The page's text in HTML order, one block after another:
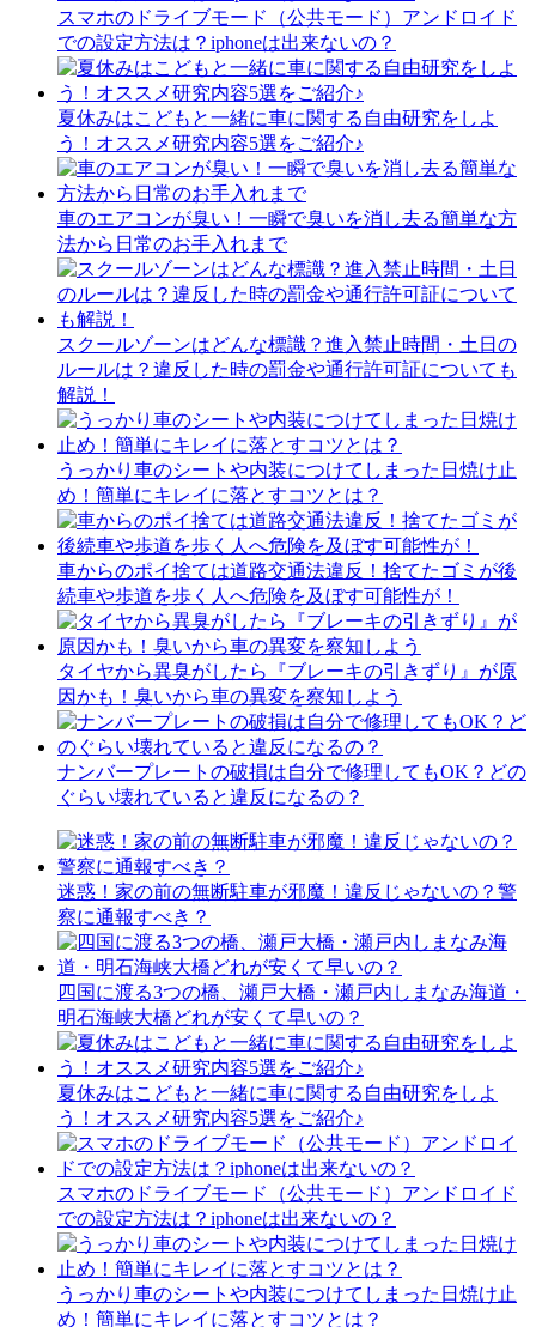
スマホのドライブモード（公共モード）アンドロイド
での設定方法は？iphoneは出来ないの？
夏休みはこどもと一緒に車に関する自由研究をしよ
う！オススメ研究内容5選をご紹介♪
車のエアコンが臭い！一瞬で臭いを消し去る簡単な方
法から日常のお手入れまで
スクールゾーンはどんな標識？進入禁止時間・土日の
ルールは？違反した時の罰金や通行許可証についても
解説！
うっかり車のシートや内装につけてしまった日焼け止
め！簡単にキレイに落とすコツとは？
車からのポイ捨ては道路交通法違反！捨てたゴミが後
続車や歩道を歩く人へ危険を及ぼす可能性が！
タイヤから異臭がしたら『ブレーキの引きずり』が原
因かも！臭いから車の異変を察知しよう
ナンバープレートの破損は自分で修理してもOK？どの
ぐらい壊れていると違反になるの？
迷惑！家の前の無断駐車が邪魔！違反じゃないの？警
察に通報すべき？
四国に渡る3つの橋、瀬戸大橋・瀬戸内しまなみ海道・
明石海峡大橋どれが安くて早いの？
夏休みはこどもと一緒に車に関する自由研究をしよ
う！オススメ研究内容5選をご紹介♪
スマホのドライブモード（公共モード）アンドロイド
での設定方法は？iphoneは出来ないの？
うっかり車のシートや内装につけてしまった日焼け止
め！簡単にキレイに落とすコツとは？